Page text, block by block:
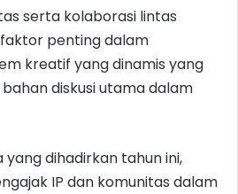
serta kolaborasi lintas
penting dalam
kreatif yang dinamis yang
diskusi utama dalam
dihadirkan tahun ini,
IP dan komunitas dalam